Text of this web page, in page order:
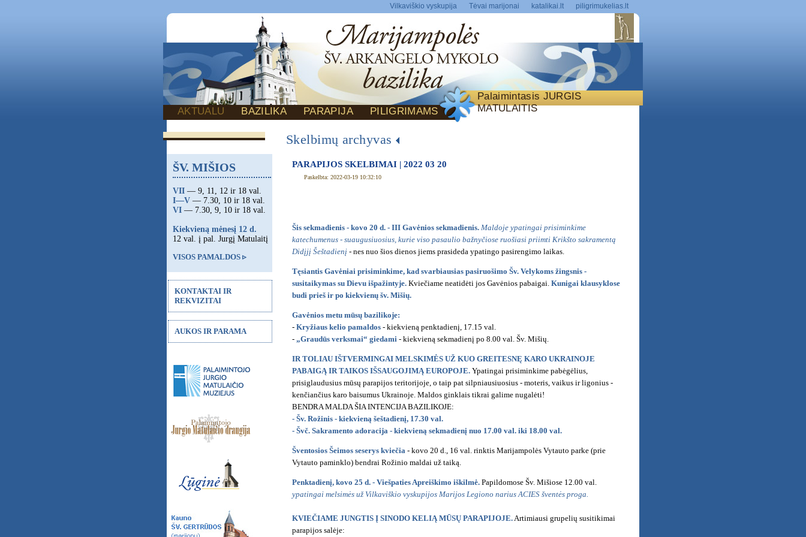
Vilkaviškio vyskupija Tėvai marijonai katalikai.lt piligrimukelias.lt
Palaimintasis JURGIS
MATULAITIS
AKTUALU BAZILIKA PARAPIJA PILIGRIMAMS
Skelbimų archyvas
PARAPIJOS SKELBIMAI | 2022 03 20
Paskelbta: 2022-03-19 10:32:10
Šis sekmadienis - kovo 20 d. - III Gavėnios sekmadienis. Maldoje ypatingai prisiminkime
katechumenus - suaugusiuosius, kurie viso pasaulio bažnyčiose ruošiasi priimti Krikšto sakramentą
Didįjį Šeštadienį - nes nuo šios dienos jiems prasideda ypatingo pasirengimo laikas.
Tęsiantis Gavėniai prisiminkime, kad svarbiausias pasiruošimo Šv. Velykoms žingsnis -
susitaikymas su Dievu išpažintyje. Kviečiame neatidėti jos Gavėnios pabaigai. Kunigai klausyklose
budi prieš ir po kiekvienų šv. Mišių.
Gavėnios metu mūsų bazilikoje:
- Kryžiaus kelio pamaldos - kiekvieną penktadienį, 17.15 val.
- „Graudūs verksmai“ giedami - kiekvieną sekmadienį po 8.00 val. Šv. Mišių.
IR TOLIAU IŠTVERMINGAI MELSKIMĖS UŽ KUO GREITESNĘ KARO UKRAINOJE
PABAIGĄ IR TAIKOS IŠSAUGOJIMĄ EUROPOJE. Ypatingai prisiminkime pabėgėlius,
prisiglaudusius mūsų parapijos teritorijoje, o taip pat silpniausiuosius - moteris, vaikus ir ligonius -
kenčiančius karo baisumus Ukrainoje. Maldos ginklais tikrai galime nugalėti!
BENDRA MALDA ŠIA INTENCIJA BAZILIKOJE:
- Šv. Rožinis - kiekvieną šeštadienį, 17.30 val.
- Švč. Sakramento adoracija - kiekvieną sekmadienį nuo 17.00 val. iki 18.00 val.
Šventosios Šeimos seserys kviečia - kovo 20 d., 16 val. rinktis Marijampolės Vytauto parke (prie
Vytauto paminklo) bendrai Rožinio maldai už taiką.
Penktadienį, kovo 25 d. - Viešpaties Apreiškimo iškilmė. Papildomose Šv. Mišiose 12.00 val.
ypatingai melsimės už Vilkaviškio vyskupijos Marijos Legiono narius ACIES šventės proga.
KVIEČIAME JUNGTIS Į SINODO KELIĄ MŪSŲ PARAPIJOJE.Artimiausi grupelių susitikimai
parapijos salėje:
ŠV. MIŠIOS
VII — 9, 11, 12 ir 18 val.
I—V — 7.30, 10 ir 18 val.
VI — 7.30, 9, 10 ir 18 val.
Kiekvieną mėnesį 12 d.
12 val. į pal. Jurgį Matulaitį
VISOS PAMALDOS ▹
KONTAKTAI IR
REKVIZITAI
AUKOS IR PARAMA